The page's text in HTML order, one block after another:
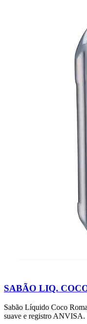
SABÃO LIQ.
Sabão Líquido Coco
suave e registro ANVISA.